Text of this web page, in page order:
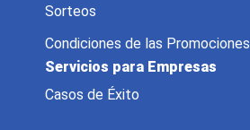
Sorteos
Condiciones de las Promociones
Servicios para Empresas
Casos de Éxito